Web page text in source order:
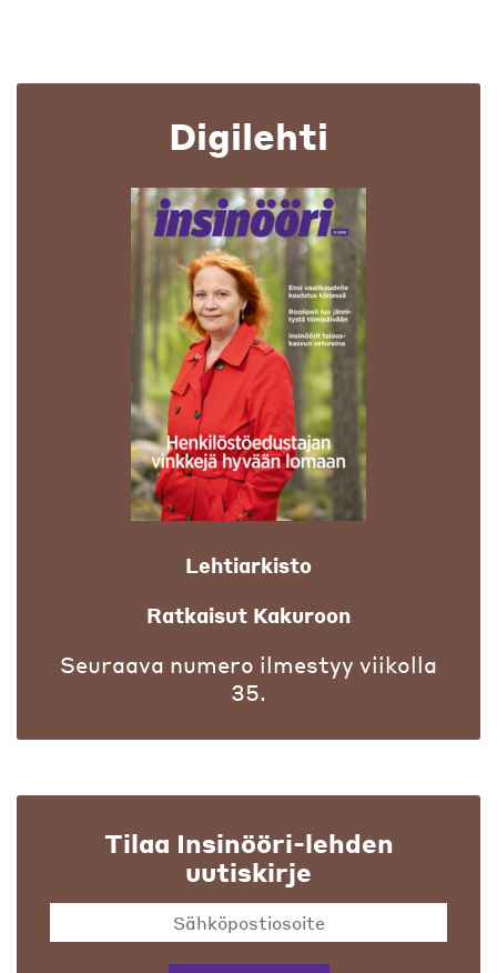
Digilehti
Lehtiarkisto
Ratkaisut Kakuroon
Seuraava numero ilmestyy viikolla
35.
Tilaa Insinööri-lehden
uutiskirje